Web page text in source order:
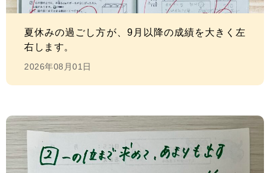
夏休みの過ごし方が、9月以降の成績を大きく左
右します。
2026年08月01日